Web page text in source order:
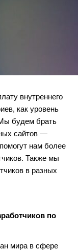
внутреннего
как уровень
будем брать
сайтов —
нам более
Также мы
в разных
по
мира в сфере